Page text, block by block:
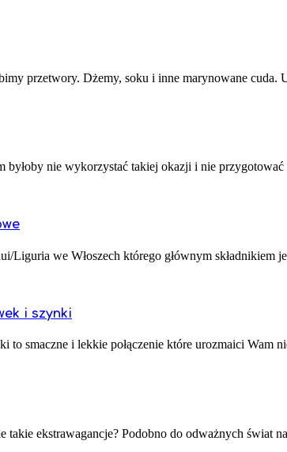
przetwory. Dżemy, soku i inne marynowane cuda.
byłoby nie wykorzystać takiej okazji i nie
Liguria we Włoszech którego głównym
i szynki
to smaczne i lekkie połączenie które urozmaici
takie ekstrawagancje? Podobno do odważnych świat